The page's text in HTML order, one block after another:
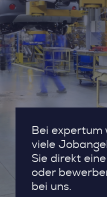
Bei expertum
viele
Sie direkt
oder
bei uns.